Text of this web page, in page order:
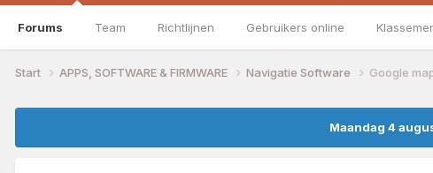
Forums Team Richtlijnen Gebruikers online
Start APPS, SOFTWARE & FIRMWARE Navigatie Software Google
Maandag 4